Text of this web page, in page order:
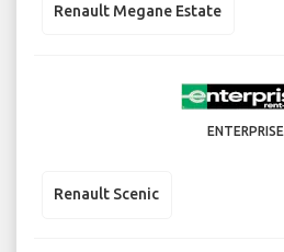
Renault Megane Estate
ENTERPRISE
Renault Scenic